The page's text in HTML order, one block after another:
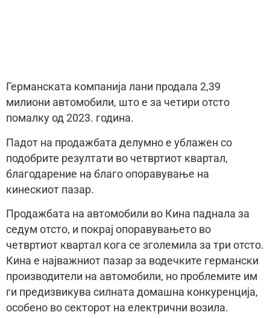
Германската компанија лани продала 2,39
милиони автомобили, што е за четири отсто
помалку од 2023. година.
Падот на продажбата делумно е ублажен со
подобрите резултати во четвртиот квартал,
благодарение на благо опоравување на
кинескиот пазар.
Продажбата на автомобили во Кина паднала за
седум отсто, и покрај опоравувањето во
четвртиот квартал кога се зголемила за три отсто.
Кина е најважниот пазар за водечките германски
производители на автомобили, но проблемите им
ги предизвикува силната домашна конкуренција,
особено во секторот на електрични возила.